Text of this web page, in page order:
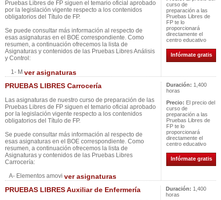
Pruebas Libres de FP siguen el temario oficial aprobado
por la legislación vigente respecto a los contenidos
obligatorios del Título de FP.
Se puede consultar más información al respecto de
esas asignaturas en el BOE correspondiente. Como
resumen, a continuación ofrecemos la lista de
Asignaturas y contenidos de las Pruebas Libres Análisis
y Control:
1- M ver asignaturas
curso de
preparación a las
Pruebas Libres de
FP te lo
proporcionará
directamente el
centro educativo
Infórmate gratis
PRUEBAS LIBRES Carrocería
Las asignaturas de nuestro curso de preparación de las
Pruebas Libres de FP siguen el temario oficial aprobado
por la legislación vigente respecto a los contenidos
obligatorios del Título de FP.
Se puede consultar más información al respecto de
esas asignaturas en el BOE correspondiente. Como
resumen, a continuación ofrecemos la lista de
Asignaturas y contenidos de las Pruebas Libres
Carrocería:
A- Elementos amovi ver asignaturas
Duración: 1,400
horas
Precio: El precio del
curso de
preparación a las
Pruebas Libres de
FP te lo
proporcionará
directamente el
centro educativo
Infórmate gratis
PRUEBAS LIBRES Auxiliar de Enfermería Duración: 1,400
horas